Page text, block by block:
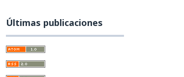
Últimas publicaciones